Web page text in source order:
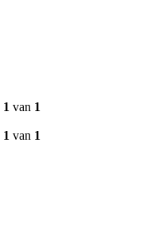
1 van 1
1 van 1